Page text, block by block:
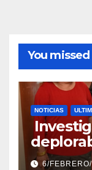
You missed
NOTICIAS
el6/